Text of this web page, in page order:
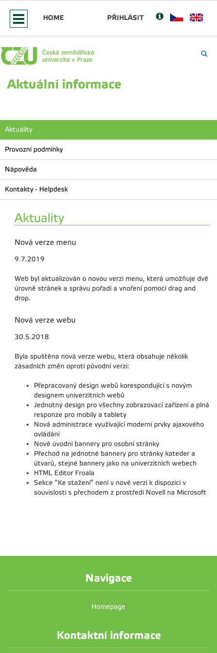
HOME PŘIHLÁSIT
Aktuální informace
Aktuality
Provozní podmínky
Nápověda
Kontakty - Helpdesk
Aktuality
Nová verze menu
9.7.2019
Web byl aktualizován o novou verzi menu, která umožňuje dvě
úrovně stránek a správu pořadí a vnoření pomocí drag and
drop.
Nová verze webu
30.5.2018
Byla spuštěna nová verze webu, která obsahuje několik
zásadních změn oproti původní verzi:
Přepracovaný design webů korespondující s novým
designem univerzitních webů
Jednotný design pro všechny zobrazovací zařízení a plná
responze pro mobily a tablety
Nová administrace využívající moderní prvky ajaxového
ovládání
Nové úvodní bannery pro osobní stránky
Přechod na jednotné bannery pro stránky kateder a
útvarů, stejné bannery jako na univerzitních webech
HTML Editor Froala
Sekce “Ke stažení” není v nové verzi k dispozici v
souvislosti s přechodem z prostředí Novell na Microsoft
Navigace
Homepage
Kontaktní informace